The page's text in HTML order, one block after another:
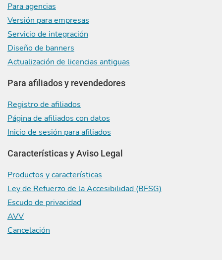
Para agencias
Versión para empresas
Servicio de integración
Diseño de banners
Actualización de licencias antiguas
Para afiliados y revendedores
Registro de afiliados
Página de afiliados con datos
Inicio de sesión para afiliados
Características y Aviso Legal
Productos y características
Ley de Refuerzo de la Accesibilidad (BFSG)
Escudo de privacidad
AVV
Cancelación